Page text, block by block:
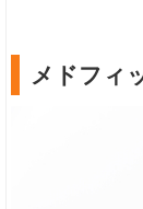
メドフィ